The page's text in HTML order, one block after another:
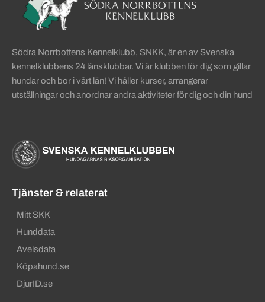
Södra Norrbottens Kennelklubb, SNKK, är en av Svenska
kennelklubbens 24 länsklubbar. Vi är klubben för dig som gillar
hundar och bor i vårt län! Vi håller kurser, arrangerar
utställningar och anordnar andra aktiviteter för dig och din hund
Tjänster & relaterat
Mitt SKK
Hunddata
Avelsdata
Köpahund.se
DjurID.se